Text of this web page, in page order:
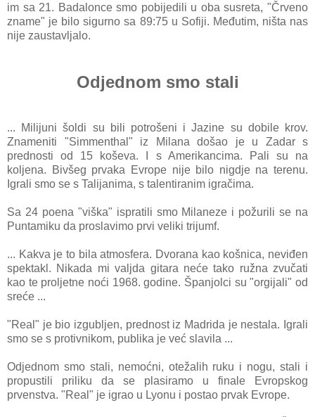
im sa 21. Badalonce smo pobijedili u oba susreta, "Črveno
zname" je bilo sigurno sa 89:75 u Sofiji. Međutim, ništa nas
nije zaustavljalo.
Odjednom smo stali
... Milijuni šoldi su bili potrošeni i Jazine su dobile krov.
Znameniti "Simmenthal" iz Milana došao je u Zadar s
prednosti od 15 koševa. I s Amerikancima. Pali su na
koljena. Bivšeg prvaka Evrope nije bilo nigdje na terenu.
Igrali smo se s Talijanima, s talentiranim igračima.
Sa 24 poena "viška" ispratili smo Milaneze i požurili se na
Puntamiku da proslavimo prvi veliki trijumf.
... Kakva je to bila atmosfera. Dvorana kao košnica, neviđen
spektakl. Nikada mi valjda gitara neće tako ružna zvučati
kao te proljetne noći 1968. godine. Španjolci su "orgijali" od
sreće ...
"Real" je bio izgubljen, prednost iz Madrida je nestala. Igrali
smo se s protivnikom, publika je već slavila ...
Odjednom smo stali, nemoćni, otežalih ruku i nogu, stali i
propustili priliku da se plasiramo u finale Evropskog
prvenstva. "Real" je igrao u Lyonu i postao prvak Evrope.